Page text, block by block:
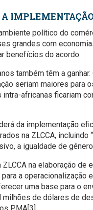
político do
grandes com
benefícios do acordo.
também têm a
seriam maiores para
africanas ficariam
da implementação
na ZLCCA, incluindo
a igualdade de
na elaboração de
a operacionalização
uma base para o
de dólares de